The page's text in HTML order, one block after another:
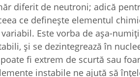
diferit de neutroni; adică
ce definește elementul
Este vorba de așa-
și se dezintegrează în
fi extrem de scurtă sau
instabile ne ajută să